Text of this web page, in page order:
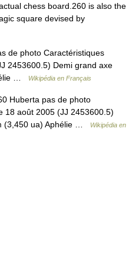
chess board.260 is also the
square devised by
de photo Caractéristiques
2453600.5) Demi grand axe
…
Wikipédia en Français
Huberta pas de photo
18 août 2005 (JJ 2453600.5)
(3,450 ua) Aphélie …
Wikipédia en